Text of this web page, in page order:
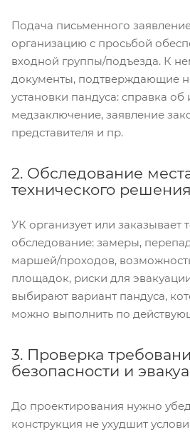
Подача письменного
организацию с просьбой
входной группы/подъезда. К
документы, подтверждающие
установки пандуса: справка
медзаключение, заявление
представителя и пр.
2. Обследование
технического решения
УК организует или заказывает
обследование: замеры,
маршей/проходов,
площадок, риски для
выбирают вариант пандуса,
можно выполнить по
3. Проверка
безопасности и
До проектирования нужно
конструкция не ухудшит